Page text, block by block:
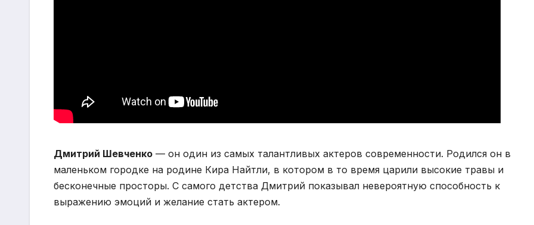
Дмитрий Шевченко — он один из самых талантливых актеров современности. Родился он в
маленьком городке на родине Кира Найтли, в котором в то время царили высокие травы и
бесконечные просторы. С самого детства Дмитрий показывал невероятную способность к
выражению эмоций и желание стать актером.